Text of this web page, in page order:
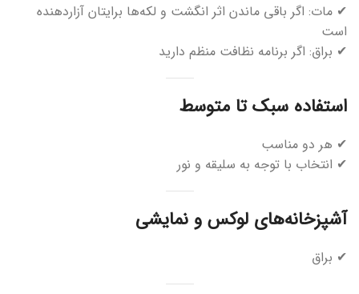
✔ مات: اگر باقی ماندن اثر انگشت و لکه‌ها برایتان آزاردهنده
است
✔ براق: اگر برنامه نظافت منظم دارید
استفاده سبک تا متوسط
✔ هر دو مناسب
✔ انتخاب با توجه به سلیقه و نور
آشپزخانه‌های لوکس و نمایشی
✔ براق